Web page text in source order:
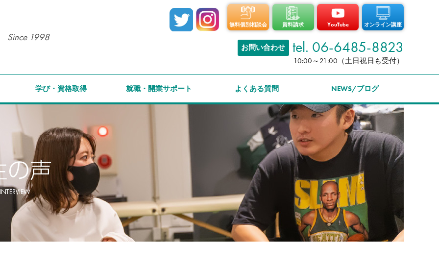
Since 1998
無料個別相談会 資料請求 YouTube オンライン講座
お問い合わせ tel. 06-6485-8823
10:00～21:00（土日祝日も受付）
学び・資格取得 就職・開業サポート よくある質問 NEWS/ブログ